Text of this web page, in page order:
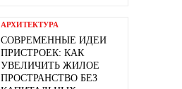
АРХИТЕКТУРА
СОВРЕМЕННЫЕ ИДЕИ
ПРИСТРОЕК: КАК
УВЕЛИЧИТЬ ЖИЛОЕ
ПРОСТРАНСТВО БЕЗ